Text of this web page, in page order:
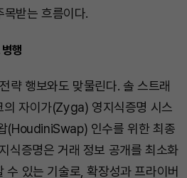
목받는 흐름이다.
행
략 행보와도 맞물린다. 솔 스트래
의 자이가(Zyga) 영지식증명 시스
(HoudiniSwap) 인수를 위한 최종
식증명은 거래 정보 공개를 최소화
수 있는 기술로, 확장성과 프라이버